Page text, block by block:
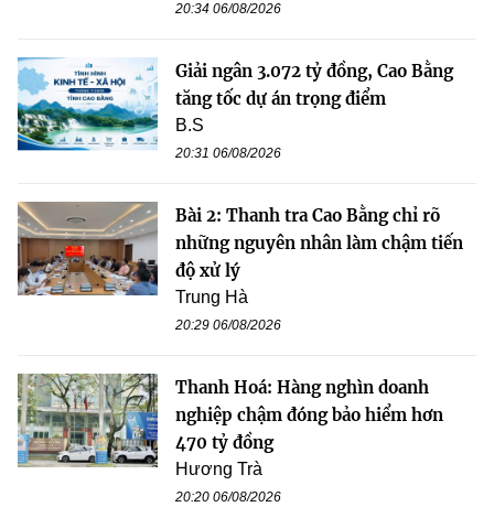
20:34 06/08/2026
Giải ngân 3.072 tỷ đồng, Cao Bằng
tăng tốc dự án trọng điểm
B.S
20:31 06/08/2026
Bài 2: Thanh tra Cao Bằng chỉ rõ
những nguyên nhân làm chậm tiến
độ xử lý
Trung Hà
20:29 06/08/2026
Thanh Hoá: Hàng nghìn doanh
nghiệp chậm đóng bảo hiểm hơn
470 tỷ đồng
Hương Trà
20:20 06/08/2026